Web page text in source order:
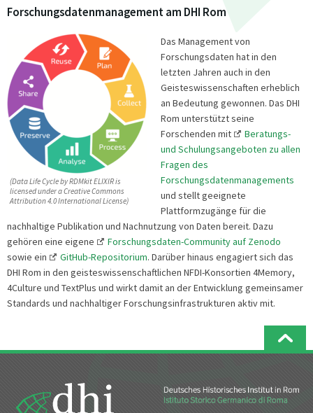
Forschungsdatenmanagement am DHI Rom
(Data Life Cycle by RDMkit ELIXIR is
licensed under a Creative Commons
Attribution 4.0 International License)
Das Management von
Forschungsdaten hat in den
letzten Jahren auch in den
Geisteswissenschaften erheblich
an Bedeutung gewonnen. Das DHI
Rom unterstützt seine
Forschenden mit
Beratungs-
und Schulungsangeboten zu allen
Fragen des
Forschungsdatenmanagements
und stellt geeignete
Plattformzugänge für die
nachhaltige Publikation und Nachnutzung von Daten bereit. Dazu
gehören eine eigene
Forschungsdaten-Community auf Zenodo
sowie ein
GitHub-Repositorium. Darüber hinaus engagiert sich das
DHI Rom in den geisteswissenschaftlichen NFDI-Konsortien 4Memory,
4Culture und TextPlus und wirkt damit an der Entwicklung gemeinsamer
Standards und nachhaltiger Forschungsinfrastrukturen aktiv mit.